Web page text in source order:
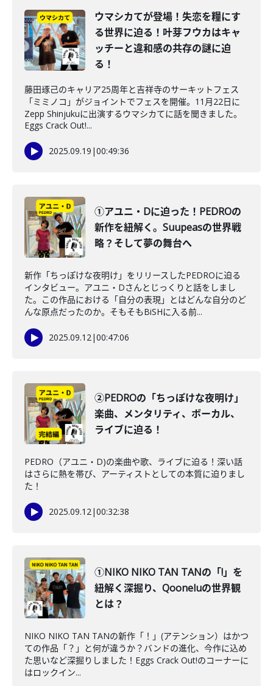
ウマシカてが登場！失恋を糧にす
る世界に迫る！叶芽フウカはキャ
ッチーと違和感の共存の謎に迫
る！
藤田琢己のキャリア25周年と吉祥寺のサーキットフェス
「ミミノコ」がジョイントでフェスを開催。11月22日に
Zepp Shinjukuに出演するウマシカてに話を聞きました。
Eggs Crack Out!...
2025.09.19 |00:49:36
①アユニ・Dに迫った！PEDROの
新作を紐解く。Suupeasの世界戦
略？そして夢の舞台へ
新作「ちっぽけな夜明け」をリリースしたPEDROに迫る
インタビュー。アユニ・Dさんとじっくりと話をしまし
た。この作品における「自分の表現」とはどんな自分のど
んな原点だったのか。そもそもBiSHに入る前...
2025.09.12|00:47:06
②PEDROの「ちっぽけな夜明け」
楽曲、メンタリティ、ボーカル、
ライブに迫る！
PEDRO（アユニ・D)の楽曲や歌、ライブに迫る！深い話
はさらに熱を帯び、アーティストとしての本質に迫りまし
た！
2025.09.12|00:32:38
①NIKO NIKO TAN TANの「!」を
紐解く深掘り、Qooneluの世界観
とは？
NIKO NIKO TAN TANの新作「！」(アテンション）はかつ
ての作品「？」と何が違うか？バンドの進化、今作に込め
た思いなど深掘りしました！Eggs Crack Out!のコーナーに
はロックイン...